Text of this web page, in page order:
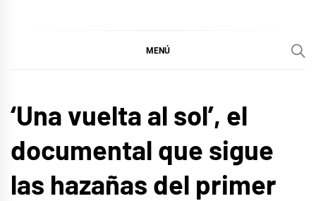
MENÚ
SERIES
‘Una vuelta al sol’, el
documental que sigue
las hazañas del primer